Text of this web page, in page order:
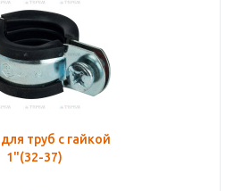
труб с гайкой
1"(32-37)